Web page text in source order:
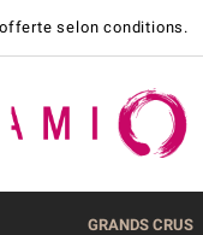
selon conditions.
GRANDS CRUS